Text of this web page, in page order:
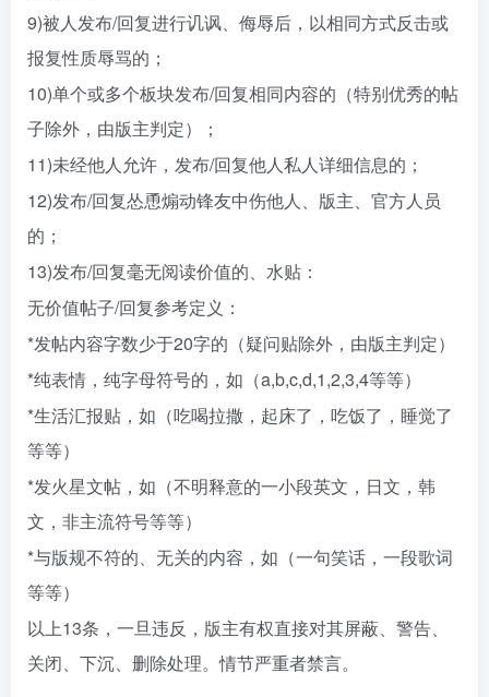
9)被人发布/回复进行讥讽、侮辱后，以相同方式反击或
报复性质辱骂的；
10)单个或多个板块发布/回复相同内容的（特别优秀的帖
子除外，由版主判定）；
11)未经他人允许，发布/回复他人私人详细信息的；
12)发布/回复怂恿煽动锋友中伤他人、版主、官方人员
的；
13)发布/回复毫无阅读价值的、水贴：
无价值帖子/回复参考定义：
*发帖内容字数少于20字的（疑问贴除外，由版主判定）
*纯表情，纯字母符号的，如（a,b,c,d,1,2,3,4等等）
*生活汇报贴，如（吃喝拉撒，起床了，吃饭了，睡觉了
等等）
*发火星文帖，如（不明释意的一小段英文，日文，韩
文，非主流符号等等）
*与版规不符的、无关的内容，如（一句笑话，一段歌词
等等）
以上13条，一旦违反，版主有权直接对其屏蔽、警告、
关闭、下沉、删除处理。情节严重者禁言。